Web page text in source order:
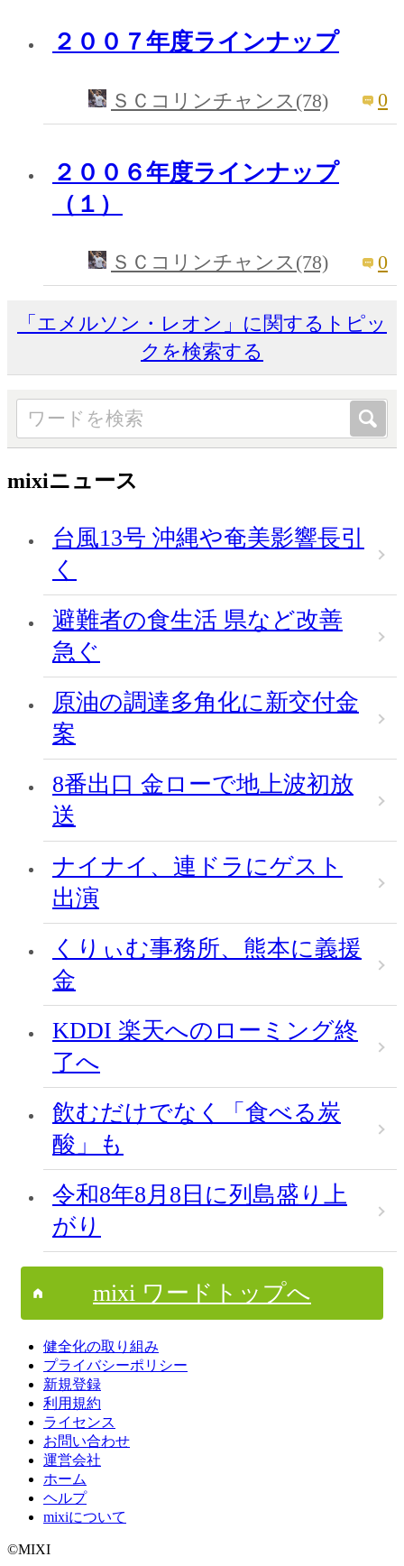
２００７年度ラインナップ
ＳＣコリンチャンス(78) 0
２００６年度ラインナップ
（１）
ＳＣコリンチャンス(78) 0
「エメルソン・レオン」に関するトピッ
クを検索する
mixiニュース
台風13号 沖縄や奄美影響長引
く
避難者の食生活 県など改善
急ぐ
原油の調達多角化に新交付金
案
8番出口 金ローで地上波初放
送
ナイナイ、連ドラにゲスト
出演
くりぃむ事務所、熊本に義援
金
KDDI 楽天へのローミング終
了へ
飲むだけでなく「食べる炭
酸」も
令和8年8月8日に列島盛り上
がり
mixi ワードトップへ
健全化の取り組み
プライバシーポリシー
新規登録
利用規約
ライセンス
お問い合わせ
運営会社
ホーム
ヘルプ
mixiについて
©MIXI